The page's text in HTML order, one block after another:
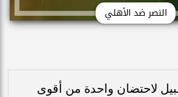
النصر ضد الأهلي
لاحتضان واحدة من أقوى